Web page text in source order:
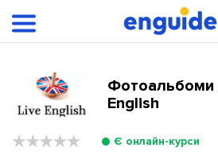
Фотоальбоми
English
Є онлайн-курси